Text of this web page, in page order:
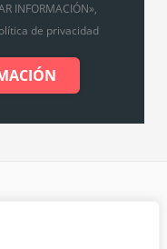
INFORMACIÓN»,
de privacidad